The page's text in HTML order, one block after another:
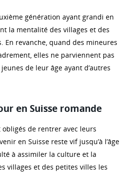
génération ayant grandi en
la mentalité des villages et des
En revanche, quand des mineures
elles ne parviennent pas
de leur âge ayant d’autres
en Suisse romande
de rentrer avec leurs
en Suisse reste vif jusqu’à l’âge
à assimiler la culture et la
villages et des petites villes les